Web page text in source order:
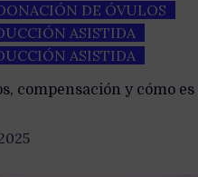
DE ÓVULOS
ASISTIDA
ASISTIDA
compensación y cómo es